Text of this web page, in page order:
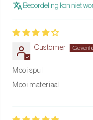
Bestel vandaag nog de
Beoordeling kon niet
Customer
Mooi spul
Mooi materiaal